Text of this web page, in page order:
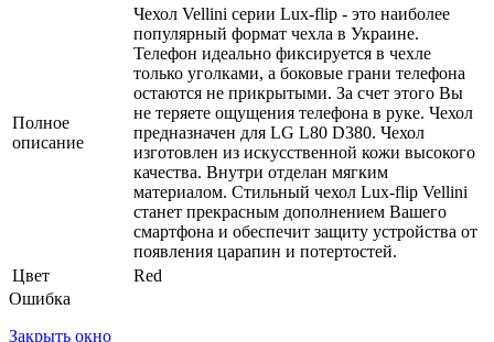
Полное
описание
Чехол Vellini серии Lux-flip - это наиболее
популярный формат чехла в Украине.
Телефон идеально фиксируется в чехле
только уголками, а боковые грани телефона
остаются не прикрытыми. За счет этого Вы
не теряете ощущения телефона в руке. Чехол
предназначен для LG L80 D380. Чехол
изготовлен из искусственной кожи высокого
качества. Внутри отделан мягким
материалом. Стильный чехол Lux-flip Vellini
станет прекрасным дополнением Вашего
смартфона и обеспечит защиту устройства от
появления царапин и потертостей.
Цвет
Red
Ошибка
Закрыть окно